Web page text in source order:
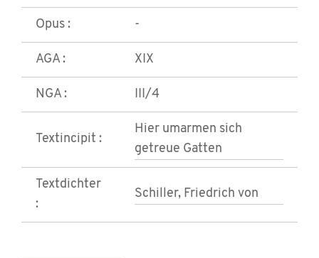
Opus : -
AGA : XIX
NGA : III/4
Textincipit :
Hier umarmen sich
getreue Gatten
Textdichter
:
Schiller, Friedrich von